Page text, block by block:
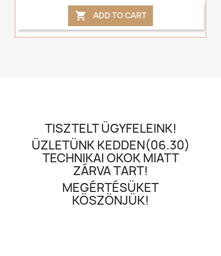
 ADD TO CART
TISZTELT ÜGYFELEINK!
ÜZLETÜNK KEDDEN(06.30)
TECHNIKAI OKOK MIATT
ZÁRVA TART!
MEGÉRTÉSÜKET
KÖSZÖNJÜK!